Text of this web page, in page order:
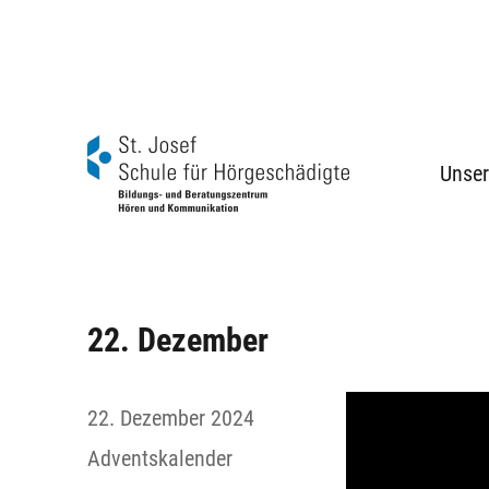
22. Dezember
Veröffentlicht
22. Dezember 2024
Kategorien
Adventskalender